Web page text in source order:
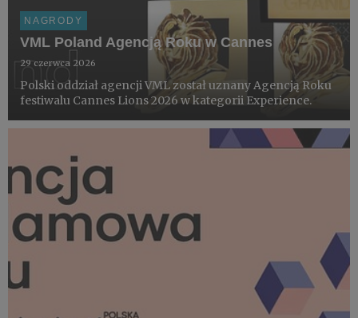
NAGRODY
VML Poland Agencją Roku w Cannes
29 czerwca 2026
Polski oddział agencji VML został uznany Agencją Roku
festiwalu Cannes Lions 2026 w kategorii Experience.